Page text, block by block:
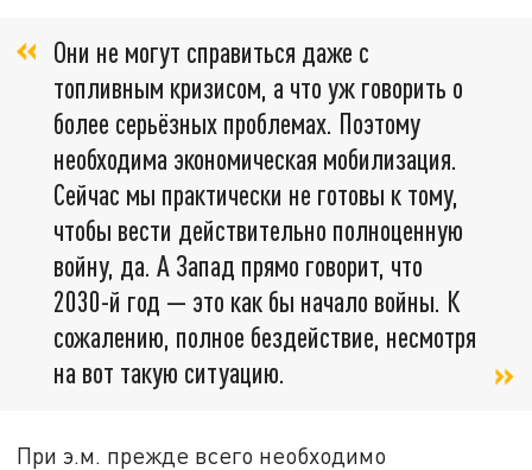
Они не могут справиться даже с
топливным кризисом, а что уж говорить о
более серьёзных проблемах. Поэтому
необходима экономическая мобилизация.
Сейчас мы практически не готовы к тому,
чтобы вести действительно полноценную
войну, да. А Запад прямо говорит, что
2030-й год — это как бы начало войны. К
сожалению, полное бездействие, несмотря
на вот такую ситуацию.
При э.м. прежде всего необходимо